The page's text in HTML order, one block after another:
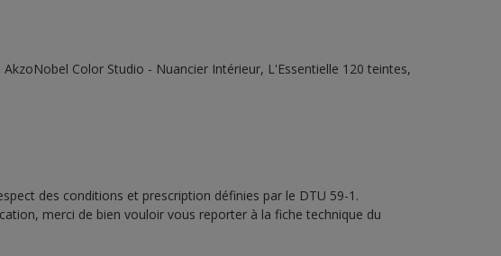
Color Studio - Nuancier Intérieur, L'Essentielle 120 teintes,
des conditions et prescription définies par le DTU 59-1.
merci de bien vouloir vous reporter à la fiche technique du